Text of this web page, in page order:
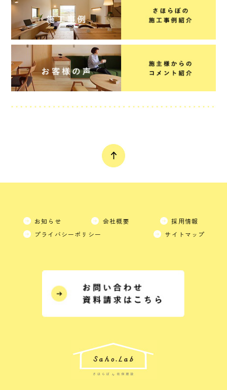
お知らせ 会社概要
採用情報
プライバシーポリシー
サイトマップ